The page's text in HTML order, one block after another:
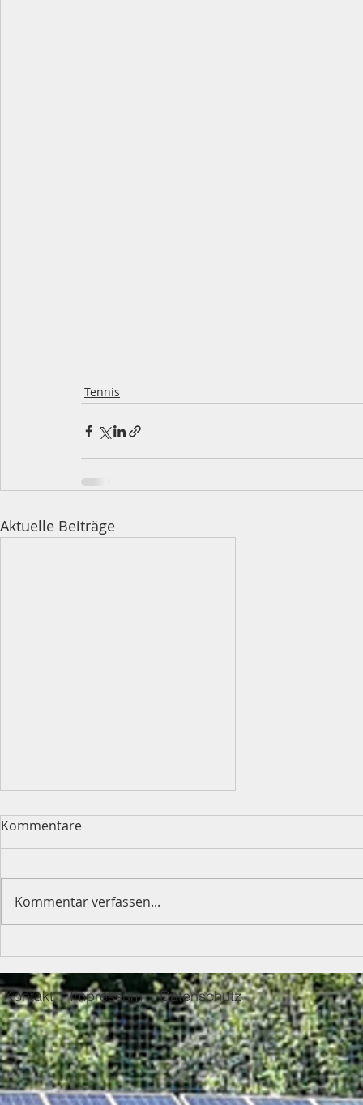
Tennis
Aktuelle Beiträge
Tennis
Mitgliederversammlung
Kommentare
Kommentar verfassen...
Kontakt Impressum Datenschutz